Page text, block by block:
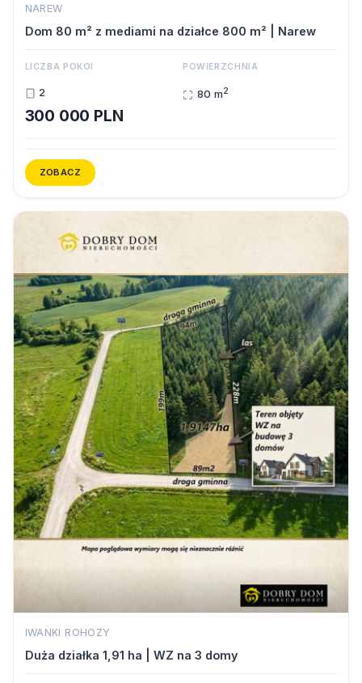
NAREW
Dom 80 m² z mediami na działce 800 m² | Narew
LICZBA POKOI
2
POWIERZCHNIA
80 m2
300 000 PLN
ZOBACZ
IWANKI ROHOZY
Duża działka 1,91 ha | WZ na 3 domy